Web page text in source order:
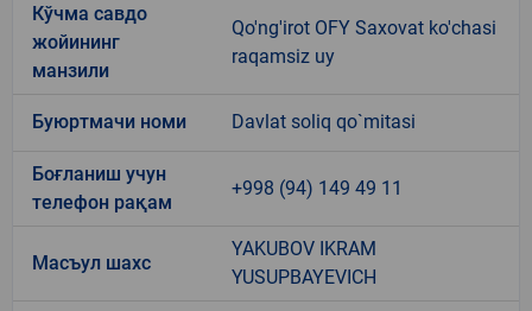
Кўчма савдо
жойининг
манзили
Qo'ng'irot OFY Saxovat ko'chasi
raqamsiz uy
Буюртмачи номи Davlat soliq qo`mitasi
Боғланиш учун
телефон рақам
+998 (94) 149 49 11
Масъул шахс
YAKUBOV IKRAM
YUSUPBAYEVICH